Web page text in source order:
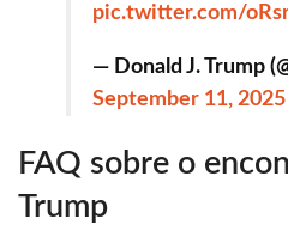
pic.twitter.com/
— Donald J. Trump
September 11, 2025
FAQ sobre o
Trump